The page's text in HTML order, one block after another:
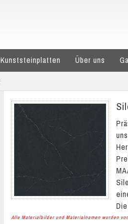
Kunststeinplatten Über uns
Alle Materialbilder und Materialnamen wurden